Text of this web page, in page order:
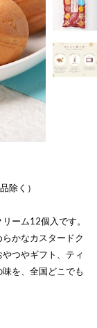
除く）
ーム12個入です。
かなカスタードク
つやギフト、ティ
を、全国どこでも